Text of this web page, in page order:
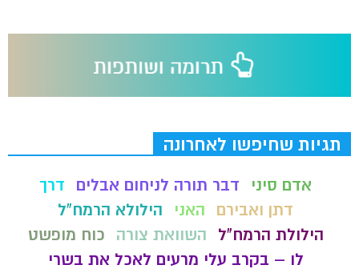
תגיות שחיפשו לאחרונה
אדם סיני דבר תורה לניחום אבלים
דרך
דתן ואבירם
האני
הילולא הרמח"ל
הילולת הרמח"ל
השוואת צורה
כוח מופשט
לו – בקרב עלי מרעים לאכל את בשרי